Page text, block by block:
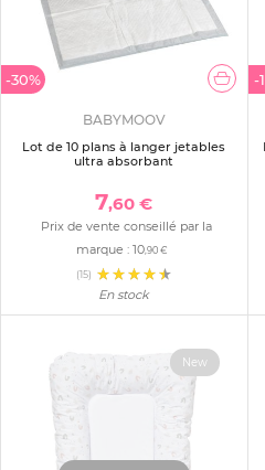
-30%
BABYMOOV
Lot de 10 plans à langer jetables
ultra absorbant
7,60 €
Prix de vente conseillé par la
marque : 10,90 €
(15)
En stock
-
New